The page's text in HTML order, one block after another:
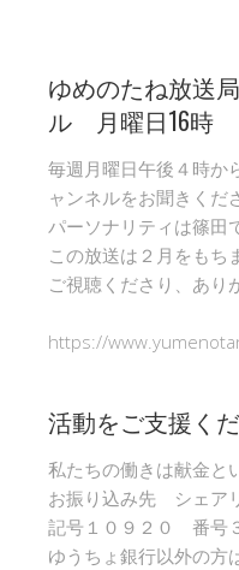
ゆめのたね放送
ル 月曜日16時
毎週月曜日午後４時か
ャンネルをお聞きくだ
パーソナリティは篠田
この放送は２月をもち
ご視聴くださり、あり
https://
活動をご支援く
私たちの働きは献金と
お振り込み先 シェア
記号１０９２０ 番号
ゆうちょ銀行以外の